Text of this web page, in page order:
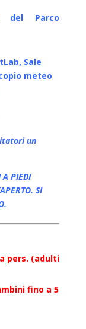
del Parco
Sale
meteo
un
A PIEDI
SI
pers. (adulti
fino a 5